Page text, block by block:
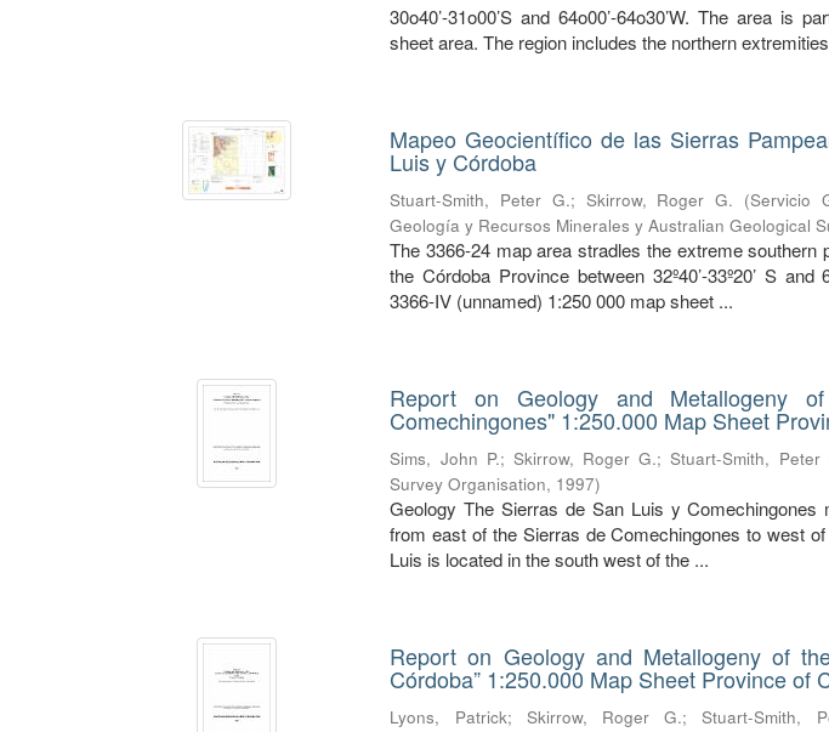
30o40’-31o00’S and 64o00’-64o30’W. The area is
sheet area. The region includes the northern
Mapeo Geocientífico de las Sierras
Luis y Córdoba
Stuart-Smith, Peter G.; Skirrow, Roger G. (Servicio
Geología y Recursos Minerales y Australian Geological
The 3366-24 map area stradles the extreme
the Córdoba Province between 32º40’-33º20’ S and
3366-IV (unnamed) 1:250 000 map sheet ...
Report on Geology and Metallogeny
Comechingones" 1:250.000 Map Sheet
Sims, John P.; Skirrow, Roger G.;Stuart-Smith, Peter
Survey Organisation, 1997)
Geology The Sierras de San Luis y
from east of the Sierras de Comechingones to west
Luis is located in the south west of the ...
Report on Geology and Metallogeny of
Córdoba” 1:250.000 Map Sheet Province of
Lyons, Patrick; Skirrow, Roger G.;Stuart-Smith,